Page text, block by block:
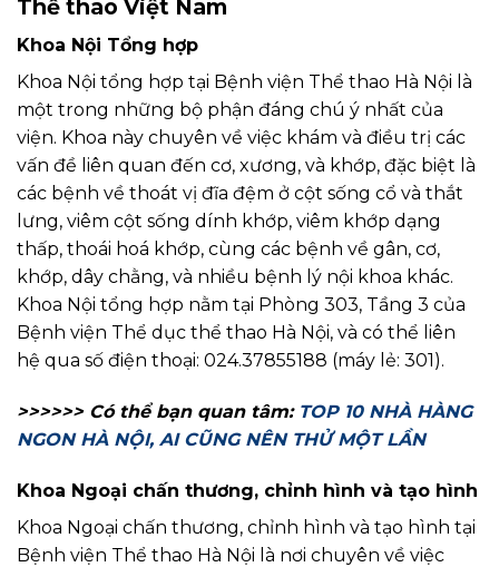
Thể thao Việt Nam
Khoa Nội Tổng hợp
Khoa Nội tổng hợp tại Bệnh viện Thể thao Hà Nội là
một trong những bộ phận đáng chú ý nhất của
viện. Khoa này chuyên về việc khám và điều trị các
vấn đề liên quan đến cơ, xương, và khớp, đặc biệt là
các bệnh về thoát vị đĩa đệm ở cột sống cổ và thắt
lưng, viêm cột sống dính khớp, viêm khớp dạng
thấp, thoái hoá khớp, cùng các bệnh về gân, cơ,
khớp, dây chằng, và nhiều bệnh lý nội khoa khác.
Khoa Nội tổng hợp nằm tại Phòng 303, Tầng 3 của
Bệnh viện Thể dục thể thao Hà Nội, và có thể liên
hệ qua số điện thoại: 024.37855188 (máy lẻ: 301).
>>>>>> Có thể bạn quan tâm:TOP 10 NHÀ HÀNG
NGON HÀ NỘI, AI CŨNG NÊN THỬ MỘT LẦN
Khoa Ngoại chấn thương, chỉnh hình và tạo hình
Khoa Ngoại chấn thương, chỉnh hình và tạo hình tại
Bệnh viện Thể thao Hà Nội là nơi chuyên về việc